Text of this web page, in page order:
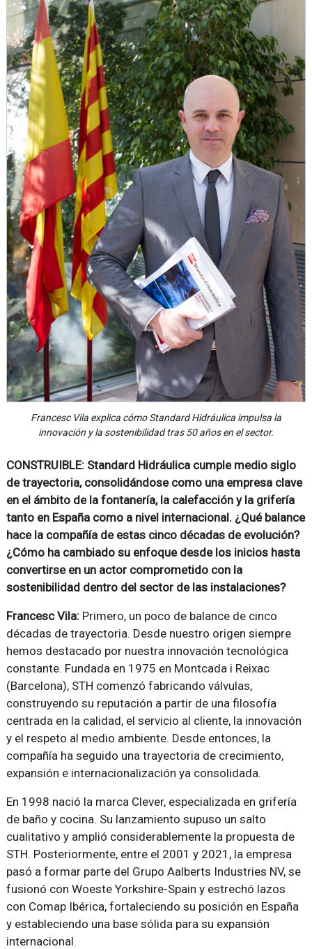
Francesc Vila explica cómo Standard Hidráulica impulsa la
innovación y la sostenibilidad tras 50 años en el sector.
CONSTRUIBLE: Standard Hidráulica cumple medio siglo
de trayectoria, consolidándose como una empresa clave
en el ámbito de la fontanería, la calefacción y la grifería
tanto en España como a nivel internacional. ¿Qué balance
hace la compañía de estas cinco décadas de evolución?
¿Cómo ha cambiado su enfoque desde los inicios hasta
convertirse en un actor comprometido con la
sostenibilidad dentro del sector de las instalaciones?
Francesc Vila:Primero, un poco de balance de cinco
décadas de trayectoria. Desde nuestro origen siempre
hemos destacado por nuestra innovación tecnológica
constante. Fundada en 1975 en Montcada i Reixac
(Barcelona), STH comenzó fabricando válvulas,
construyendo su reputación a partir de una filosofía
centrada en la calidad, el servicio al cliente, la innovación
y el respeto al medio ambiente. Desde entonces, la
compañía ha seguido una trayectoria de crecimiento,
expansión e internacionalización ya consolidada.
En 1998 nació la marca Clever, especializada en grifería
de baño y cocina. Su lanzamiento supuso un salto
cualitativo y amplió considerablemente la propuesta de
STH. Posteriormente, entre el 2001 y 2021, la empresa
pasó a formar parte del Grupo Aalberts Industries NV, se
fusionó con Woeste Yorkshire-Spain y estrechó lazos
con Comap Ibérica, fortaleciendo su posición en España
y estableciendo una base sólida para su expansión
internacional.